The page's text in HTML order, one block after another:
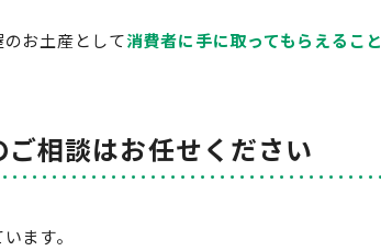
お土産として消費者に手に取ってもらえること
相談はお任せください
ます。